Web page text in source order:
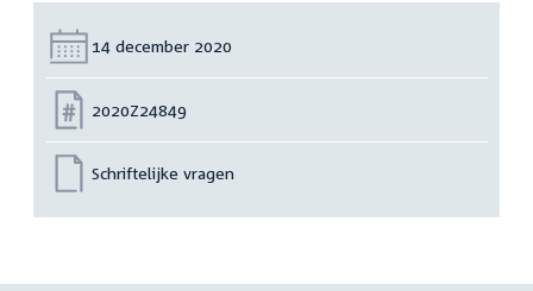
Datum:
14 december 2020
Nummer:
2020Z24849
Schriftelijke vragen